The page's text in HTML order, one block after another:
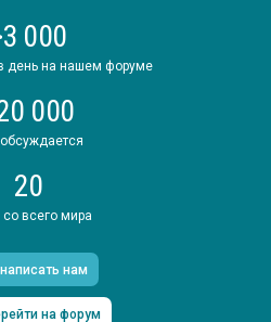
000
день на нашем форуме
000
20
со всего мира
написать нам
на форум